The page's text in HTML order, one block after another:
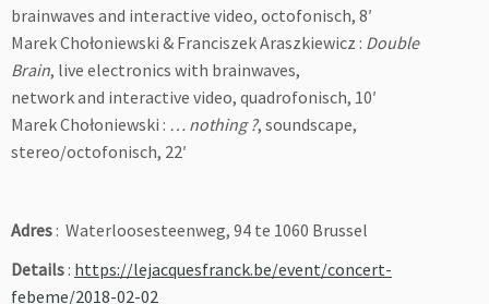
brainwaves and interactive video, octofonisch, 8′
Marek Chołoniewski & Franciszek Araszkiewicz : Double
Brain, live electronics with brainwaves,
network and interactive video, quadrofonisch, 10′
Marek Chołoniewski : … nothing ?, soundscape,
stereo/octofonisch, 22′
Adres : Waterloosesteenweg, 94 te 1060 Brussel
Details : https://lejacquesfranck.be/event/concert-
febeme/2018-02-02